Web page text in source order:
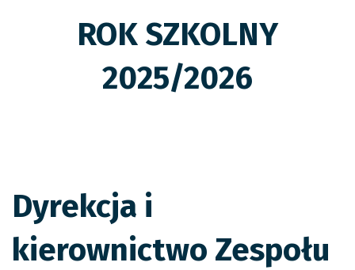
ROK SZKOLNY
2025/2026
Dyrekcja i
kierownictwo Zespołu